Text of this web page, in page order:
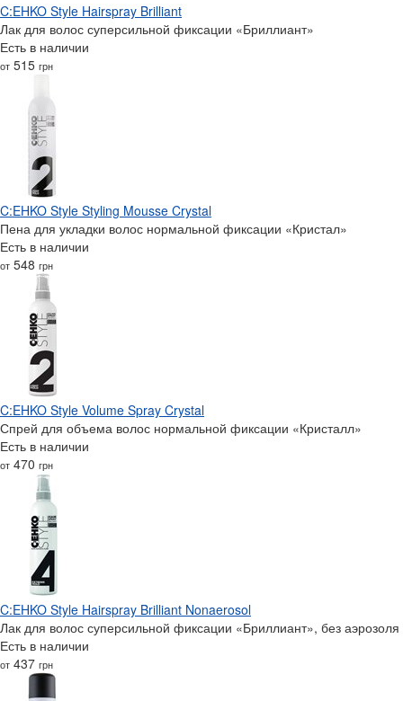
C:EHKO Style Hairspray Brilliant
Лак для волос суперсильной фиксации «Бриллиант»‎
Есть в наличии
от 515 грн
C:EHKO Style Styling Mousse Crystal
Пена для укладки волос нормальной фиксации «Кристал»
Есть в наличии
от 548 грн
C:EHKO Style Volume Spray Crystal
Спрей для объема волос нормальной фиксации «Кристалл»‎
Есть в наличии
от 470 грн
C:EHKO Style Hairspray Brilliant Nonaerosol
Лак для волос суперсильной фиксации «Бриллиант»‎, без аэрозоля
Есть в наличии
от 437 грн